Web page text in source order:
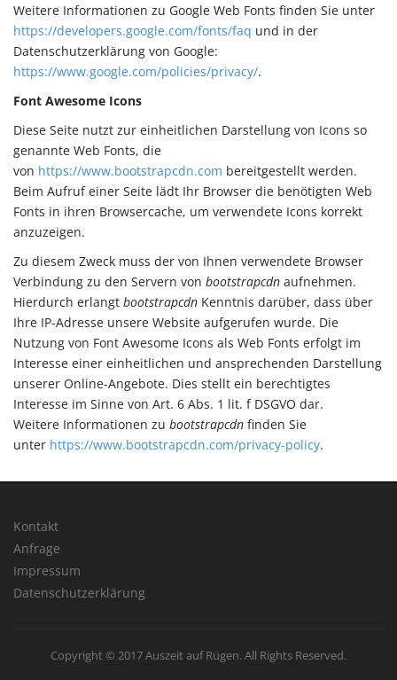
Weitere Informationen zu Google Web Fonts finden Sie unter
https://developers.google.com/fonts/faq und in der
Datenschutzerklärung von Google:
https://www.google.com/policies/privacy/.
Font Awesome Icons
Diese Seite nutzt zur einheitlichen Darstellung von Icons so
genannte Web Fonts, die
von https://www.bootstrapcdn.com bereitgestellt werden.
Beim Aufruf einer Seite lädt Ihr Browser die benötigten Web
Fonts in ihren Browsercache, um verwendete Icons korrekt
anzuzeigen.
Zu diesem Zweck muss der von Ihnen verwendete Browser
Verbindung zu den Servern von bootstrapcdn aufnehmen.
Hierdurch erlangt bootstrapcdn Kenntnis darüber, dass über
Ihre IP-Adresse unsere Website aufgerufen wurde. Die
Nutzung von Font Awesome Icons als Web Fonts erfolgt im
Interesse einer einheitlichen und ansprechenden Darstellung
unserer Online-Angebote. Dies stellt ein berechtigtes
Interesse im Sinne von Art. 6 Abs. 1 lit. f DSGVO dar.
Weitere Informationen zu bootstrapcdn finden Sie
unter https://www.bootstrapcdn.com/privacy-policy.
Kontakt
Anfrage
Impressum
Datenschutzerklärung
Copyright © 2017 Auszeit auf Rügen. All Rights Reserved.